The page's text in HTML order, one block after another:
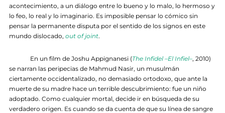
acontecimiento, a un diálogo entre lo bueno y lo malo, lo hermoso y
lo feo, lo real y lo imaginario. Es imposible pensar lo cómico sin
pensar la permanente disputa por el sentido de los signos en este
mundo dislocado, out of joint.
En un film de Joshu Appignanesi (The Infidel –El Infiel–, 2010)
se narran las peripecias de Mahmud Nasir, un musulmán
ciertamente occidentalizado, no demasiado ortodoxo, que ante la
muerte de su madre hace un terrible descubrimiento: fue un niño
adoptado. Como cualquier mortal, decide ir en búsqueda de su
verdadero origen. Es cuando se da cuenta de que su línea de sangre